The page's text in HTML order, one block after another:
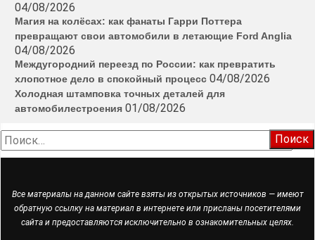
04/08/2026
Магия на колёсах: как фанаты Гарри Поттера
превращают свои автомобили в летающие Ford Anglia
04/08/2026
Междугородний переезд по России: как превратить
хлопотное дело в спокойный процесс 04/08/2026
Холодная штамповка точных деталей для
автомобилестроения 01/08/2026
Найти:
Все материалы на данном сайте взяты из открытых источников — имеют
обратную ссылку на материал в интернете или присланы посетителями
сайта и предоставляются исключительно в ознакомительных целях.